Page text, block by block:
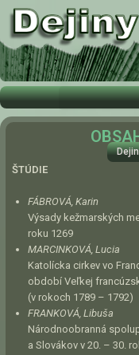
ŠTÚDIE
FÁBROVÁ, Karin
Výsady kežmarských
roku 1269
MARCINKOVÁ, Lucia
Katolícka cirkev vo
období Veľkej
(v rokoch 1789 – 1792)
FRANKOVÁ, Libuša
Národnoobranná
a Slovákov v 20. – 30.